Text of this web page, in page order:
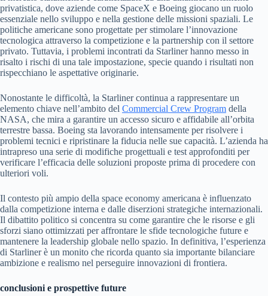
privatistica, dove aziende come SpaceX e Boeing giocano un ruolo
essenziale nello sviluppo e nella gestione delle missioni spaziali. Le
politiche americane sono progettate per stimolare l’innovazione
tecnologica attraverso la competizione e la partnership con il settore
privato. Tuttavia, i problemi incontrati da Starliner hanno messo in
risalto i rischi di una tale impostazione, specie quando i risultati non
rispecchiano le aspettative originarie.
Nonostante le difficoltà, la Starliner continua a rappresentare un
elemento chiave nell’ambito del Commercial Crew Program della
NASA, che mira a garantire un accesso sicuro e affidabile all’orbita
terrestre bassa. Boeing sta lavorando intensamente per risolvere i
problemi tecnici e ripristinare la fiducia nelle sue capacità. L’azienda ha
intrapreso una serie di modifiche progettuali e test approfonditi per
verificare l’efficacia delle soluzioni proposte prima di procedere con
ulteriori voli.
Il contesto più ampio della space economy americana è influenzato
dalla competizione interna e dalle diserzioni strategiche internazionali.
Il dibattito politico si concentra su come garantire che le risorse e gli
sforzi siano ottimizzati per affrontare le sfide tecnologiche future e
mantenere la leadership globale nello spazio. In definitiva, l’esperienza
di Starliner è un monito che ricorda quanto sia importante bilanciare
ambizione e realismo nel perseguire innovazioni di frontiera.
conclusioni e prospettive future